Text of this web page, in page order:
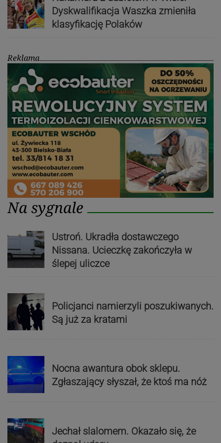
Dyskwalifikacja Waszka zmieniła
klasyfikację Polaków
Reklama
Na sygnale
Ustroń. Ukradła dostawczego
Nissana. Ucieczkę zakończyła w
ślepej uliczce
Policjanci namierzyli poszukiwanych.
Są już za kratami
Nocna awantura obok sklepu.
Zgłaszający słyszał, że ktoś ma nóż
Jechał slalomem. Okazało się, że